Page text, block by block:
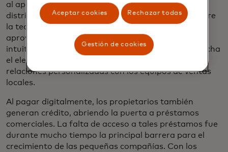
al apoyar sus representantes de ventas de
distribución de confianza, reciben capacitación sobre
la tecnología para implementarla sin problemas y
aprovechar sus beneficios. Es una forma sencilla e
intuitiva de digitalizar sus operaciones, que aprovecha
el elemento humano de los negocios a través de
relaciones personalizadas con los equipos de ventas
locales.
Al pagar digitalmente, los propietarios también
generan crédito, abriendo la puerta a préstamos
comerciales. La falta de acceso a tales préstamos fue
durante mucho tiempo la principal barrera para el
crecimiento de las pequeñas compañías. Con los
Aceptar cookies Rechazar todas
Gestión de cookies